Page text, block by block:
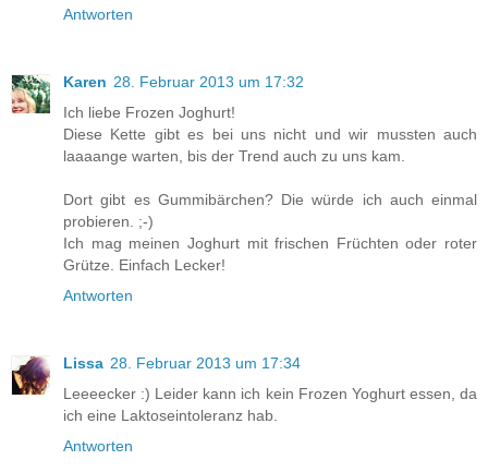
Antworten
Karen 28. Februar 2013 um 17:32
Ich liebe Frozen Joghurt!
Diese Kette gibt es bei uns nicht und wir mussten auch
laaaange warten, bis der Trend auch zu uns kam.
Dort gibt es Gummibärchen? Die würde ich auch einmal
probieren. ;-)
Ich mag meinen Joghurt mit frischen Früchten oder roter
Grütze. Einfach Lecker!
Antworten
Lissa 28. Februar 2013 um 17:34
Leeeecker :) Leider kann ich kein Frozen Yoghurt essen, da
ich eine Laktoseintoleranz hab.
Antworten